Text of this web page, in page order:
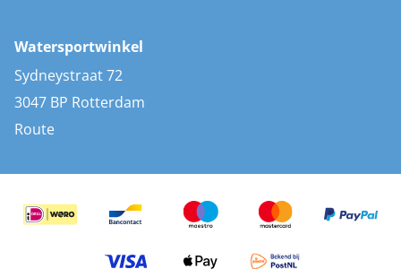
AIS transponders
Stootwillen en fenders
Bootkussens
Zwemtrappen
Watersportwinkel
Sydneystraat 72
3047 BP Rotterdam
Route